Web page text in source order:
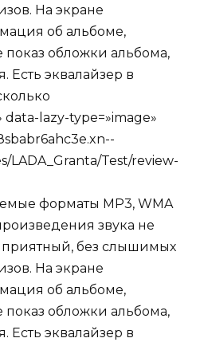
На экране
об альбоме,
показ обложки альбома,
Есть эквалайзер в
lazy-type=»image»
LADA_Granta/Test/review-
форматы MP3, WMA
звука не
приятный, без слышимых
На экране
об альбоме,
показ обложки альбома,
Есть эквалайзер в